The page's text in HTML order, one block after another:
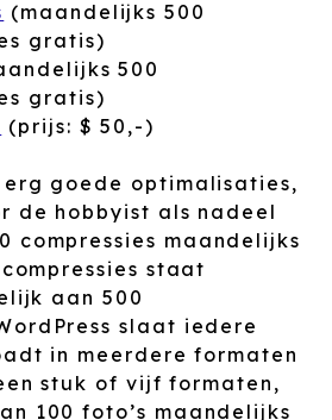
(maandelijks 500
gratis)
500
gratis)
(prijs: $ 50,-)
erg goede optimalisaties,
de hobbyist als nadeel
compressies maandelijks
staat
aan 500
slaat iedere
in meerdere formaten
stuk of vijf formaten,
100 foto’s maandelijks